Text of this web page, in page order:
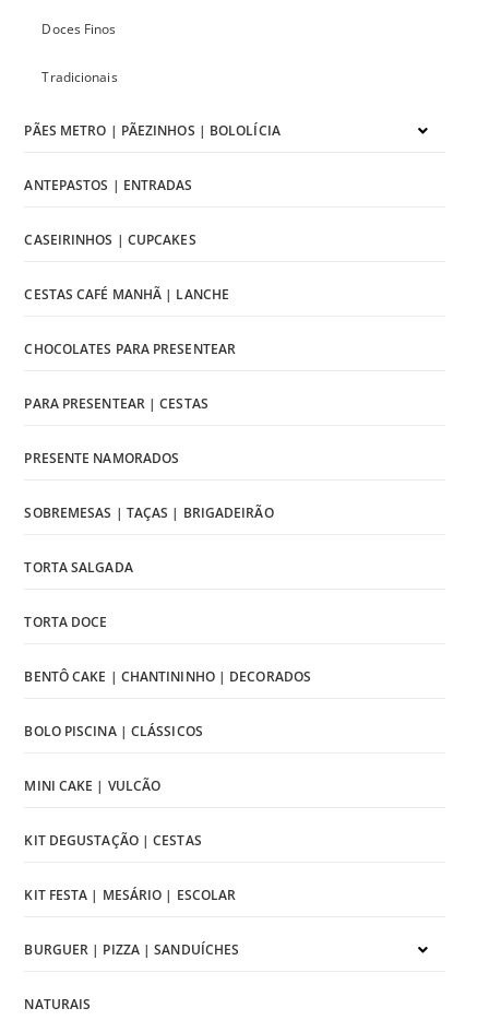
Doces Finos
Tradicionais
PÃES METRO | PÃEZINHOS | BOLOLÍCIA
ANTEPASTOS | ENTRADAS
CASEIRINHOS | CUPCAKES
CESTAS CAFÉ MANHÃ | LANCHE
CHOCOLATES PARA PRESENTEAR
PARA PRESENTEAR | CESTAS
PRESENTE NAMORADOS
SOBREMESAS | TAÇAS | BRIGADEIRÃO
TORTA SALGADA
TORTA DOCE
BENTÔ CAKE | CHANTININHO | DECORADOS
BOLO PISCINA | CLÁSSICOS
MINI CAKE | VULCÃO
KIT DEGUSTAÇÃO | CESTAS
KIT FESTA | MESÁRIO | ESCOLAR
BURGUER | PIZZA | SANDUÍCHES
NATURAIS